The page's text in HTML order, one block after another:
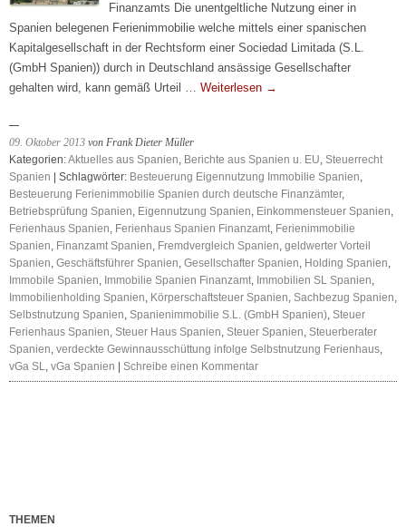
Finanzamts Die unentgeltliche Nutzung einer in
Spanien belegenen Ferienimmobilie welche mittels einer spanischen
Kapitalgesellschaft in der Rechtsform einer Sociedad Limitada (S.L.
(GmbH Spanien)) durch in Deutschland ansässige Gesellschafter
gehalten wird, kann gemäß Urteil … Weiterlesen →
09. Oktober 2013 von Frank Dieter Müller
Kategorien:Aktuelles aus Spanien, Berichte aus Spanien u. EU, Steuerrecht
Spanien | Schlagwörter: Besteuerung Eigennutzung Immobilie Spanien,
Besteuerung Ferienimmobilie Spanien durch deutsche Finanzämter,
Betriebsprüfung Spanien, Eigennutzung Spanien, Einkommensteuer Spanien,
Ferienhaus Spanien, Ferienhaus Spanien Finanzamt, Ferienimmobilie
Spanien, Finanzamt Spanien, Fremdvergleich Spanien, geldwerter Vorteil
Spanien, Geschäftsführer Spanien, Gesellschafter Spanien, Holding Spanien,
Immobile Spanien, Immobilie Spanien Finanzamt, Immobilien SL Spanien,
Immobilienholding Spanien, Körperschaftsteuer Spanien, Sachbezug Spanien,
Selbstnutzung Spanien, Spanienimmobilie S.L. (GmbH Spanien), Steuer
Ferienhaus Spanien, Steuer Haus Spanien, Steuer Spanien, Steuerberater
Spanien, verdeckte Gewinnausschüttung infolge Selbstnutzung Ferienhaus,
vGa SL, vGa Spanien Schreibe einen Kommentar
THEMEN